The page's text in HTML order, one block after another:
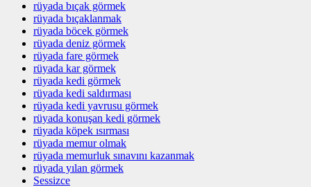
rüyada bıçak görmek
rüyada bıçaklanmak
rüyada böcek görmek
rüyada deniz görmek
rüyada fare görmek
rüyada kar görmek
rüyada kedi görmek
rüyada kedi saldırması
rüyada kedi yavrusu görmek
rüyada konuşan kedi görmek
rüyada köpek ısırması
rüyada memur olmak
rüyada memurluk sınavını kazanmak
rüyada yılan görmek
Sessizce